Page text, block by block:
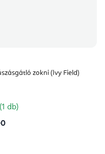
zokni (Ivy Field)
(1 db)